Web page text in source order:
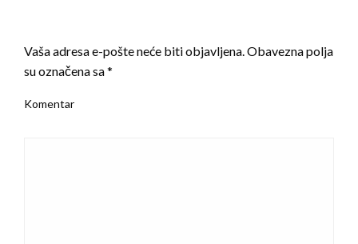
Vaša adresa e-pošte neće biti objavljena. Obavezna polja
su označena sa*
Komentar